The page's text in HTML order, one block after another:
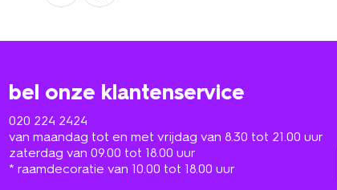
bel onze klantenservice
020 224 2424
van maandag tot en met vrijdag van 8.30 tot 21.00 uur
zaterdag van 09.00 tot 18.00 uur
* raamdecoratie van 10.00 tot 18.00 uur